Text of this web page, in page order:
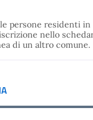
persone residenti in
nello
di un altro comune.